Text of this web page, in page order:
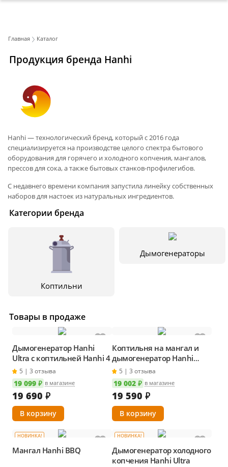
Главная Каталог
Продукция бренда Hanhi
Hanhi — технологический бренд, который c 2016 года
специализируется на производстве целого спектра бытового
оборудования для горячего и холодного копчения, мангалов,
прессов для сока, а также бытовых станков-профилегибов.
С недавнего времени компания запустила линейку собственных
наборов для настоек из натуральных ингредиентов.
Категории бренда
Коптильни
Дымогенераторы
Товары в продаже
Дымогенератор Hanhi
Ultra с коптильней Hanhi 4
5 | 3 отзыва
19 099 ₽ в магазине
19 690 ₽
Коптильня на мангал и
дымогенератор Hanhi
Ultra5 | 3 отзыва
19 002 ₽ в магазине
19 590 ₽
НОВИНКА!
Мангал Hanhi BBQ
НОВИНКА!
Дымогенератор холодного
копчения Hanhi Ultra